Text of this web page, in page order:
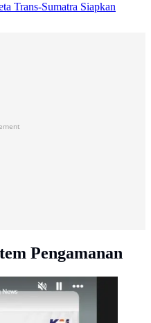
Trans-Sumatra Siapkan
Pengamanan